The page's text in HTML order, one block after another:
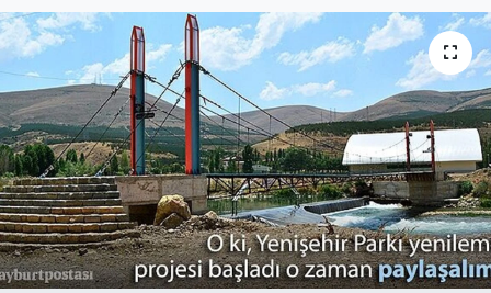
Haber Arşivi